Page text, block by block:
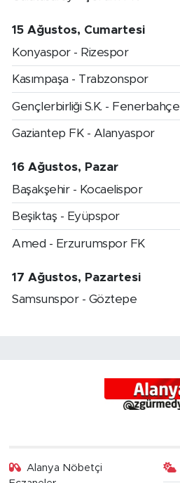
15 Ağustos, Cumartesi
Konyaspor - Rizespor
Kasımpaşa - Trabzonspor
Gençlerbirliği S.K. - Fenerbahçe
Gaziantep FK - Alanyaspor
16 Ağustos, Pazar
Başakşehir - Kocaelispor
Beşiktaş - Eyüpspor
Amed - Erzurumspor FK
17 Ağustos, Pazartesi
Samsunspor - Göztepe
Alanya Nöbetçi